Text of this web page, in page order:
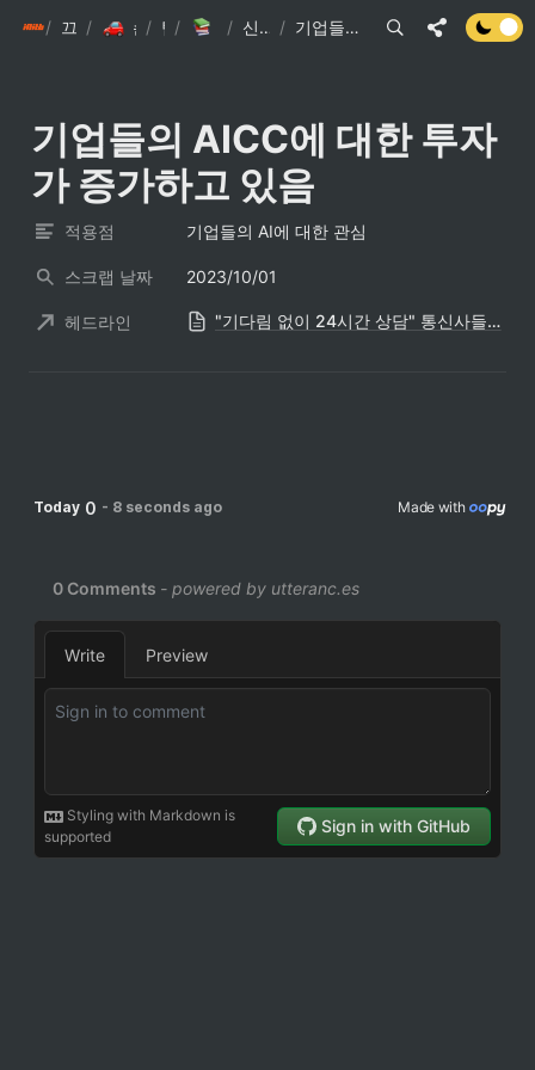
init6
/ 끄적끄적/ 손현준 끄적끄적
/ 팁
/ IT관련 기사
/ 신문스크랩 요약 / 기업들의 AICC에 대한 투자가 증가하고 있음
기업들의 AICC에 대한 투자
가 증가하고 있음
적용점 기업들의 AI에 대한 관심
스크랩 날짜 2023/10/01
헤드라인 "기다림 없이 24시간 상담" 통신사들이 'AI 콜센터'에 공 들이는 까닭은
Today 0 - 8 seconds ago Made with